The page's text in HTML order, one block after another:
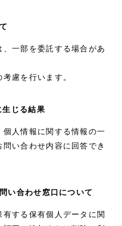
一部を委託する場合があ
慮を行います。
じる結果
人情報に関する情報の一
い合わせ内容に回答でき
い合わせ窓口について
する保有個人データに関